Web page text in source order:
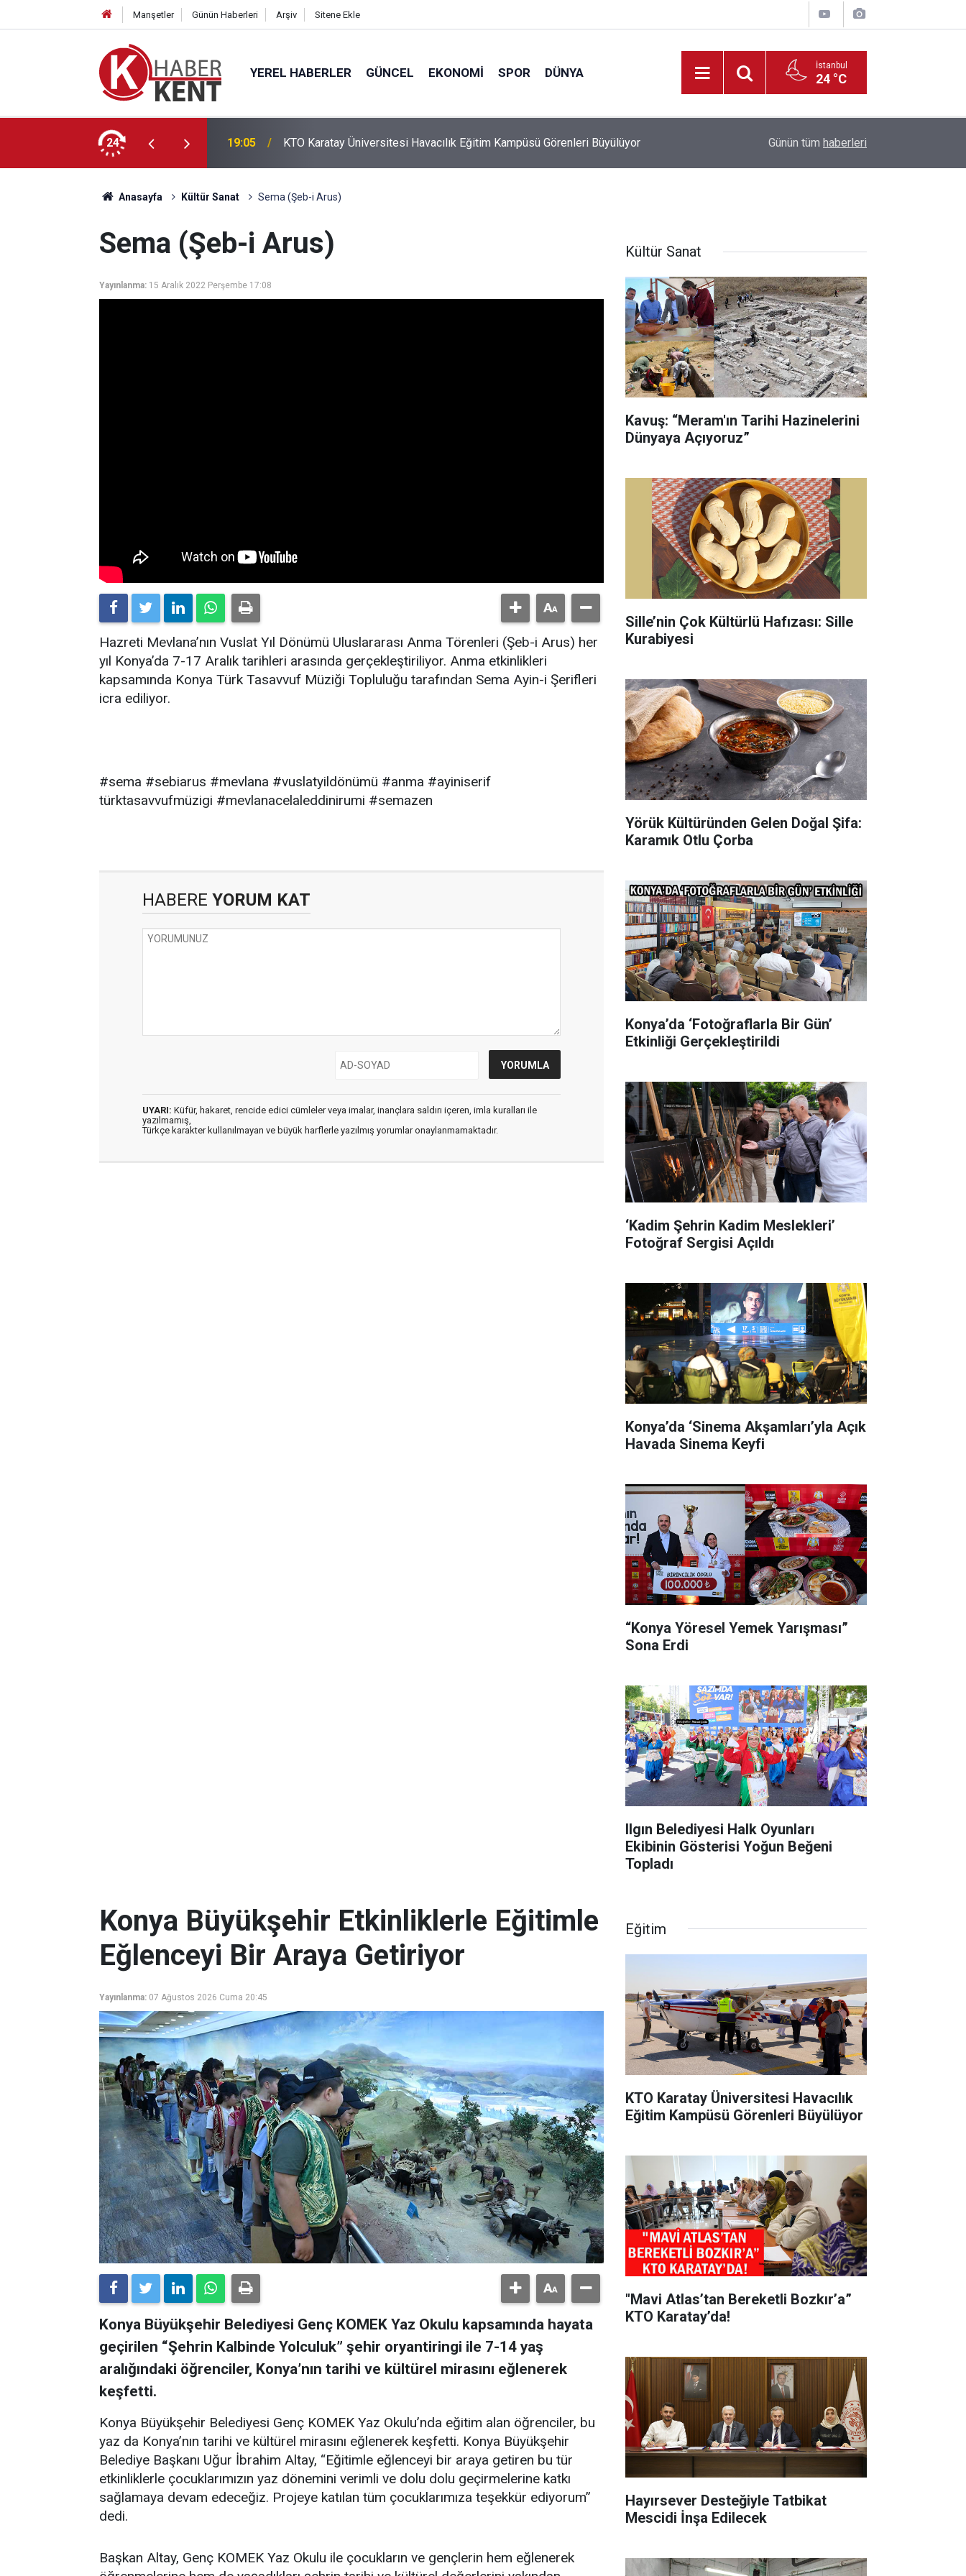
Manşetler Günün Haberleri Arşiv Sitene Ekle
YEREL HABERLER GÜNCEL EKONOMI SPOR DÜNYA İstanbul
24 °C
24
Eğitim Kampüsü Görenleri Büyülüyor 16:21 İsmail Alemdar Kızını Evlendirdi "Mavi Atlas’tan Bereketli Bozkır’a” KTO
Günün tüm haberleri
Anasayfa Kültür Sanat Sema (Şeb-i Arus)
Sema (Şeb-i Arus)
Yayınlanma: 15 Aralık 2022 Perşembe 17:08
Hazreti Mevlana’nın Vuslat Yıl Dönümü Uluslararası Anma Törenleri (Şeb-i Arus) her
yıl Konya’da 7-17 Aralık tarihleri arasında gerçekleştiriliyor. Anma etkinlikleri
kapsamında Konya Türk Tasavvuf Müziği Topluluğu tarafından Sema Ayin-i Şerifleri
icra ediliyor.
#sema #sebiarus #mevlana #vuslatyildönümü #anma #ayiniserif
türktasavvufmüzigi #mevlanacelaleddinirumi #semazen
HABERE YORUM KAT
UYARI: Küfür, hakaret, rencide edici cümleler veya imalar, inançlara saldırı içeren, imla kuralları ile
yazılmamış,
Türkçe karakter kullanılmayan ve büyük harflerle yazılmış yorumlar onaylanmamaktadır.
Kültür Sanat
Kavuş: “Meram'ın Tarihi Hazinelerini
Dünyaya Açıyoruz”
Sille’nin Çok Kültürlü Hafızası: Sille
Kurabiyesi
Yörük Kültüründen Gelen Doğal Şifa:
Karamık Otlu Çorba
Konya’da ‘Fotoğraflarla Bir Gün’
Etkinliği Gerçekleştirildi
‘Kadim Şehrin Kadim Meslekleri’
Fotoğraf Sergisi Açıldı
Konya’da ‘Sinema Akşamları’yla Açık
Havada Sinema Keyfi
“Konya Yöresel Yemek Yarışması”
Sona Erdi
Ilgın Belediyesi Halk Oyunları
Ekibinin Gösterisi Yoğun Beğeni
Topladı
Konya Büyükşehir Etkinliklerle Eğitimle
Eğlenceyi Bir Araya Getiriyor
Yayınlanma: 07 Ağustos 2026 Cuma 20:45
Konya Büyükşehir Belediyesi Genç KOMEK Yaz Okulu kapsamında hayata
geçirilen “Şehrin Kalbinde Yolculuk” şehir oryantiringi ile 7-14 yaş
aralığındaki öğrenciler, Konya’nın tarihi ve kültürel mirasını eğlenerek
keşfetti.
Konya Büyükşehir Belediyesi Genç KOMEK Yaz Okulu’nda eğitim alan öğrenciler, bu
yaz da Konya’nın tarihi ve kültürel mirasını eğlenerek keşfetti. Konya Büyükşehir
Belediye Başkanı Uğur İbrahim Altay, “Eğitimle eğlenceyi bir araya getiren bu tür
etkinliklerle çocuklarımızın yaz dönemini verimli ve dolu dolu geçirmelerine katkı
sağlamaya devam edeceğiz. Projeye katılan tüm çocuklarımıza teşekkür ediyorum”
dedi.
Başkan Altay, Genç KOMEK Yaz Okulu ile çocukların ve gençlerin hem eğlenerek
Eğitim
KTO Karatay Üniversitesi Havacılık
Eğitim Kampüsü Görenleri Büyülüyor
"Mavi Atlas’tan Bereketli Bozkır’a”
KTO Karatay’da!
Hayırsever Desteğiyle Tatbikat
Mescidi İnşa Edilecek